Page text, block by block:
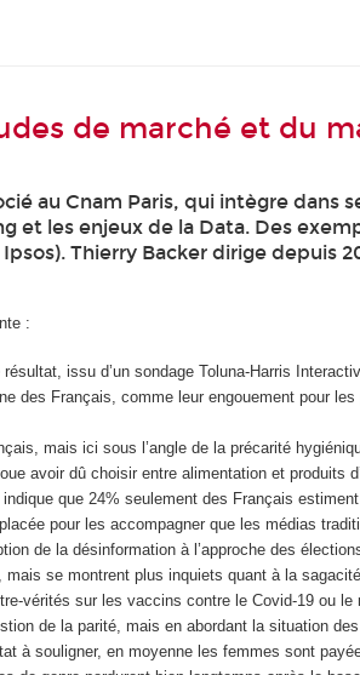
de marché et du
au Cnam Paris, qui intègre
et les enjeux de la Data. Des
Thierry Backer dirige
:
issu d’un sondage Toluna-Harris
des Français, comme leur engouement pour
mais ici sous l’angle de la précarité
avoir dû choisir entre alimentation et produits
que 24% seulement des Français
pour les accompagner que les médias
de la désinformation à l’approche des
se montrent plus inquiets quant à la
vérités sur les vaccins contre le Covid-19 ou
de la parité, mais en abordant la situation
à souligner, en moyenne les femmes sont